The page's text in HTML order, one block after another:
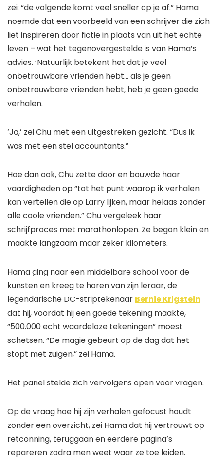
zei: “de volgende komt veel sneller op je af.” Hama
noemde dat een voorbeeld van een schrijver die zich
liet inspireren door fictie in plaats van uit het echte
leven – wat het tegenovergestelde is van Hama’s
advies. ‘Natuurlijk betekent het dat je veel
onbetrouwbare vrienden hebt… als je geen
onbetrouwbare vrienden hebt, heb je geen goede
verhalen.
‘Ja,’ zei Chu met een uitgestreken gezicht. “Dus ik
was met een stel accountants.”
Hoe dan ook, Chu zette door en bouwde haar
vaardigheden op “tot het punt waarop ik verhalen
kan vertellen die op Larry lijken, maar helaas zonder
alle coole vrienden.” Chu vergeleek haar
schrijfproces met marathonlopen. Ze begon klein en
maakte langzaam maar zeker kilometers.
Hama ging naar een middelbare school voor de
kunsten en kreeg te horen van zijn leraar, de
legendarische DC-striptekenaar Bernie Krigstein
dat hij, voordat hij een goede tekening maakte,
“500.000 echt waardeloze tekeningen” moest
schetsen. “De magie gebeurt op de dag dat het
stopt met zuigen,” zei Hama.
Het panel stelde zich vervolgens open voor vragen.
Op de vraag hoe hij zijn verhalen gefocust houdt
zonder een overzicht, zei Hama dat hij vertrouwt op
retconning, teruggaan en eerdere pagina’s
repareren zodra men weet waar ze toe leiden.